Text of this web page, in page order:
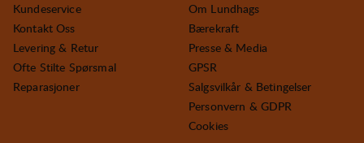
Kundeservice
Kontakt Oss
Levering & Retur
Ofte Stilte Spørsmal
Reparasjoner
Om Lundhags
Bærekraft
Presse & Media
GPSR
Salgsvilkår & Betingelser
Personvern & GDPR
Cookies